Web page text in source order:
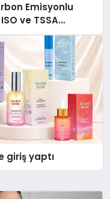
Emisyonlu
ve TSSA
giriş yaptı